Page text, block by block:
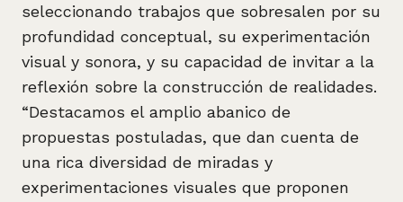
seleccionando trabajos que sobresalen por su
profundidad conceptual, su experimentación
visual y sonora, y su capacidad de invitar a la
reflexión sobre la construcción de realidades.
“Destacamos el amplio abanico de
propuestas postuladas, que dan cuenta de
una rica diversidad de miradas y
experimentaciones visuales que proponen